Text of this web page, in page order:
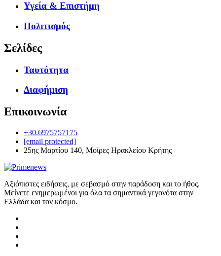
Υγεία & Επιστήμη
Πολιτισμός
Σελίδες
Ταυτότητα
Διαφήμιση
Επικοινωνία
+30.6975757175
[email protected]
25ης Μαρτίου 140, Μοίρες Ηρακλείου Κρήτης
Αξιόπιστες ειδήσεις, με σεβασμό στην παράδοση και το ήθος.
Μείνετε ενημερωμένοι για όλα τα σημαντικά γεγονότα στην
Ελλάδα και τον κόσμο.